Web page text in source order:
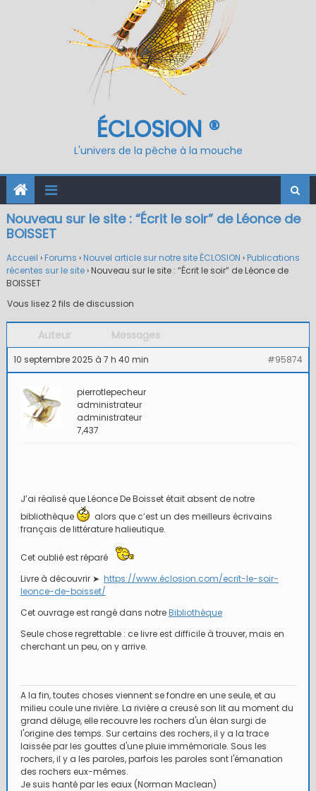
ÉCLOSION ®
L'univers de la pêche à la mouche
Nouveau sur le site : “Écrit le soir” de Léonce de
BOISSET
Accueil › Forums › Nouvel article sur notre site ÉCLOSION › Publications
récentes sur le site›Nouveau sur le site : “Écrit le soir” de Léonce de
BOISSET
Vous lisez 2 fils de discussion
Auteur Messages
10 septembre 2025 à 7 h 40 min #95874
pierrotlepecheur
administrateur
administrateur
7,437
J’ai réalisé que Léonce De Boisset était absent de notre
bibliothèque
alors que c’est un des meilleurs écrivains
français de littérature halieutique.
Cet oublié est réparé
Livre à découvrir ➤ https://www.éclosion.com/ecrit-le-soir-
leonce-de-boisset/
Cet ouvrage est rangé dans notreBibliothèque
Seule chose regrettable : ce livre est difficile à trouver, mais en
cherchant un peu, on y arrive.
A la fin, toutes choses viennent se fondre en une seule, et au
milieu coule une rivière. La rivière a creusé son lit au moment du
grand déluge, elle recouvre les rochers d'un élan surgi de
l'origine des temps. Sur certains des rochers, il y a la trace
laissée par les gouttes d'une pluie immémoriale. Sous les
rochers, il y a les paroles, parfois les paroles sont l'émanation
des rochers eux-mêmes.
Je suis hanté par les eaux (Norman Maclean)